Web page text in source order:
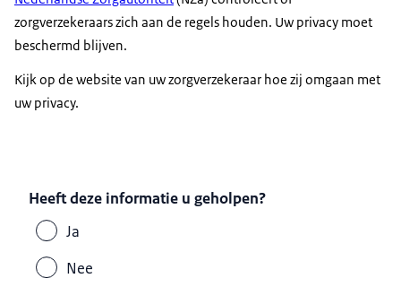
zorgverzekeraars zich aan de regels houden. Uw privacy moet
beschermd blijven.
Kijk op de website van uw zorgverzekeraar hoe zij omgaan met
uw privacy.
Heeft deze informatie u geholpen?
Ja
Nee